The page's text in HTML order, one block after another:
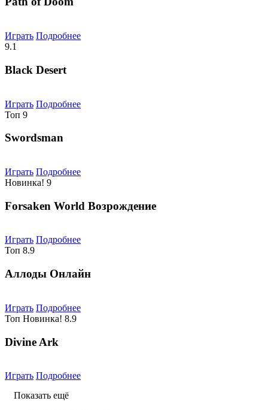
Играть Подробнее
9.1
Black Desert
Играть Подробнее
Топ 9
Swordsman
Играть Подробнее
Новинка! 9
Forsaken World Возрождение
Играть Подробнее
Топ 8.9
Аллоды Онлайн
Играть Подробнее
Топ Новинка! 8.9
Divine Ark
Играть Подробнее
Показать ещё